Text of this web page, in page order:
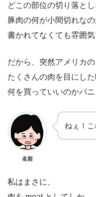
どこの部位の切り落とし
豚肉の何が小間切れなの
書かれてなくても雰囲気
だから、突然アメリカの
たくさんの肉を目にした
何を買っていいのかパニ
名前
ねぇ！こ
私はまさに、